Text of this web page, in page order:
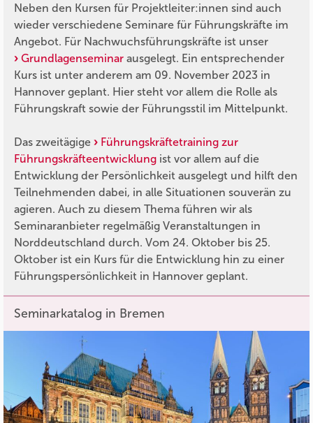
Neben den Kursen für Projektleiter:innen sind auch
wieder verschiedene Seminare für Führungskräfte im
Angebot. Für Nachwuchsführungskräfte ist unser
Grundlagenseminar ausgelegt. Ein entsprechender
Kurs ist unter anderem am 09. November 2023 in
Hannover geplant. Hier steht vor allem die Rolle als
Führungskraft sowie der Führungsstil im Mittelpunkt.
Das zweitägige
Führungskräftetraining zur
Führungskräfteentwicklung ist vor allem auf die
Entwicklung der Persönlichkeit ausgelegt und hilft den
Teilnehmenden dabei, in alle Situationen souverän zu
agieren. Auch zu diesem Thema führen wir als
Seminaranbieter regelmäßig Veranstaltungen in
Norddeutschland durch. Vom 24. Oktober bis 25.
Oktober ist ein Kurs für die Entwicklung hin zu einer
Führungspersönlichkeit in Hannover geplant.
Seminarkatalog in Bremen